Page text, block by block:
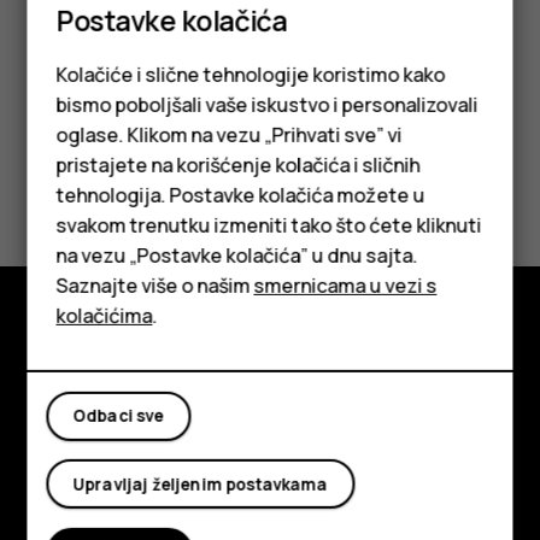
Pametni telefoni
Klasični telefoni
Tableti
uključite izradu rezervne kopije.
Da li vam je ovo bilo korisno?
Ne
O kompaniji
Planet and people
Podrška
Postavke kolačića
Kolačiće i slične tehnologije koristimo kako
bismo poboljšali vaše iskustvo i personalizovali
oglase. Klikom na vezu „Prihvati sve” vi
pristajete na korišćenje kolačića i sličnih
tehnologija. Postavke kolačića možete u
svakom trenutku izmeniti tako što ćete kliknuti
na vezu „Postavke kolačića” u dnu sajta.
Saznajte više o našimsmernicama u vezi s
kolačićima.
Odbaci sve
Upravljaj željenim postavkama